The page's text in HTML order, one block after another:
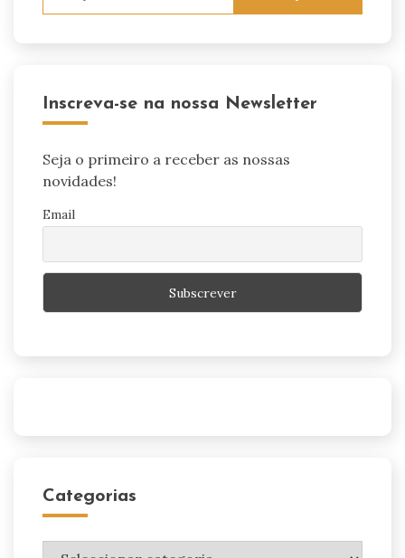
Inscreva-se na nossa Newsletter
Seja o primeiro a receber as nossas
novidades!
Email
Categorias
Categorias